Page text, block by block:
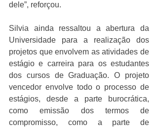
dele”, reforçou.
Silvia ainda ressaltou a abertura da
Universidade para a realização dos
projetos que envolvem as atividades de
estágio e carreira para os estudantes
dos cursos de Graduação. O projeto
vencedor envolve todo o processo de
estágios, desde a parte burocrática,
como emissão dos termos de
compromisso, como a parte de